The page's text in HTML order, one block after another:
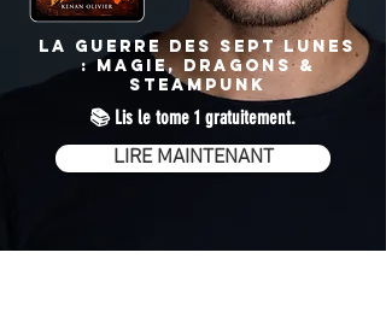
La Guerre des Sept Lunes
: MAGIE, DRAGONS &
STEAMPUNK
📚 Lis le tome 1 gratuitement.
LIRE MAINTENANT